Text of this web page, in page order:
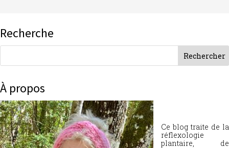
Recherche
À propos
Ce blog traite de la
réflexologie
plantaire, de